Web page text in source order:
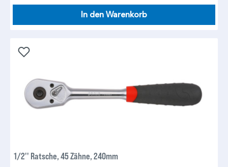
In den Warenkorb
1/2'' Ratsche, 45 Zähne, 240mm